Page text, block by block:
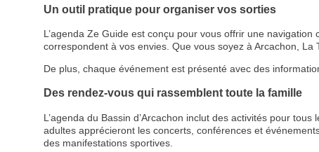
Un outil pratique pour organiser vos sorties
L’agenda Ze Guide est conçu pour vous offrir une
correspondent à vos envies. Que vous soyez à Arcachon,
De plus, chaque événement est présenté avec des
Des rendez-vous qui rassemblent toute la famille
L’agenda du Bassin d’Arcachon inclut des activités pour
adultes apprécieront les concerts, conférences et
des manifestations sportives.